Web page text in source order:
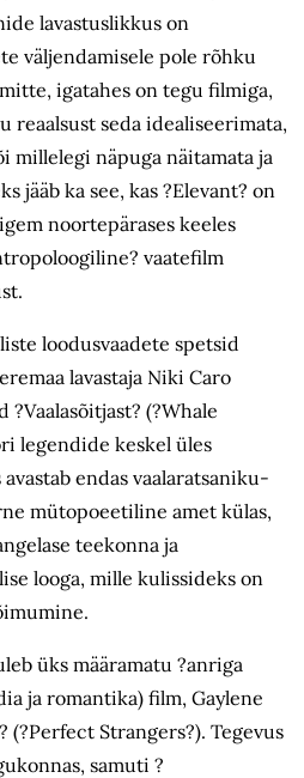
lavastuslikkus on
väljendamisele pole rõhku
igatahes on tegu filmiga,
reaalsust seda idealiseerimata,
millelegi näpuga näitamata ja
jääb ka see, kas ?Elevant? on
noortepärases keeles
vaatefilm
loodusvaadete spetsid
lavastaja Niki Caro
(?Whale
legendide keskel üles
endas vaalaratsaniku-
mütopoeetiline amet külas,
teekonna ja
looga, mille kulissideks on
üks määramatu ?anriga
ja romantika) film, Gaylene
(?Perfect Strangers?). Tegevus
samuti ?